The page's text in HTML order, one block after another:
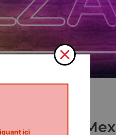
Nos Tex Mex
ici